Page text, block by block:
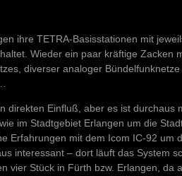
ihre TETRA-Basisstationen mit
Wieder ein paar kräftige Zacken
diverser analoger
direkten Einfluß, aber es ist durchaus
im Stadtgebiet Erlangen um die
Erfahrungen mit dem Icom IC-92 um
interessant – dort läuft das System
vier Stück in Fürth bzw. Erlangen, da